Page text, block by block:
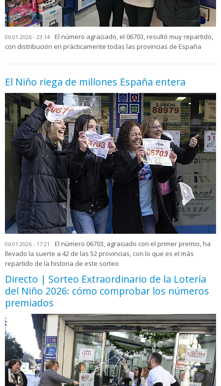
06.01.2026 - 23:14
El número agraciado, el 06703, resultó muy repartido,
con distribución en prácticamente todas las provincias de España
El Niño riega de millones España entera
06.01.2026 - 17:21
El número 06703, agraciado con el primer premio, ha
llevado la suerte a 42 de las 52 provincias, con lo que es el más
repartido de la historia de este sorteo
Directo | Sorteo Extraordinario de la Lotería
del Niño 2026: cómo comprobar los números
premiados